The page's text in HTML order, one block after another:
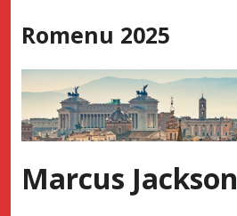
to
Romenu 2025
Marcus Jackson